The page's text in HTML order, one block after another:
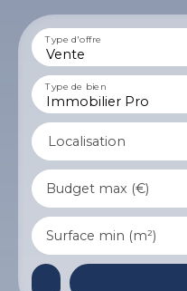
Vente
Type d'offre
Immobilier Pro
Type de bien
Localisation
Budget max (€)
Surface min (m²)